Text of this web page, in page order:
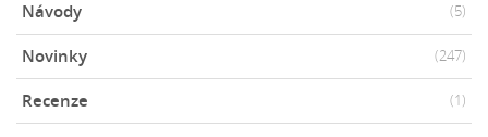
Návody (5)
Novinky (247)
Recenze (1)